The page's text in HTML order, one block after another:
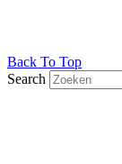
Back To Top
Search